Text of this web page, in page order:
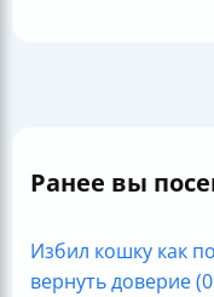
Ранее вы
Избил кошку как
вернуть доверие